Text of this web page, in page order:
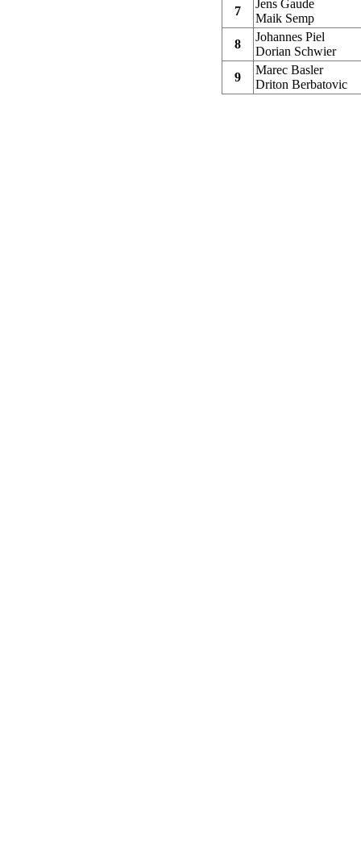
7
Jens Gaude
Maik Semp
8
Johannes Piel
Dorian Schwier
9
Marec Basler
Driton Berbatovic